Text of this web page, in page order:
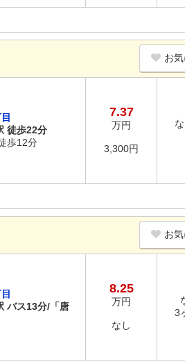
お
徒歩22分
歩12分
7.37
万円
3,300円
お
バス13分/「唐
8.25
万円
なし
3